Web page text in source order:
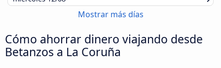
Mostrar más días
Cómo ahorrar dinero viajando desde
Betanzos a La Coruña